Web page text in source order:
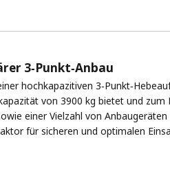
3‑Punkt‑Anbau
hochkapazitiven
von 3900 kg bietet und zum
einer Vielzahl von
für sicheren und optimalen